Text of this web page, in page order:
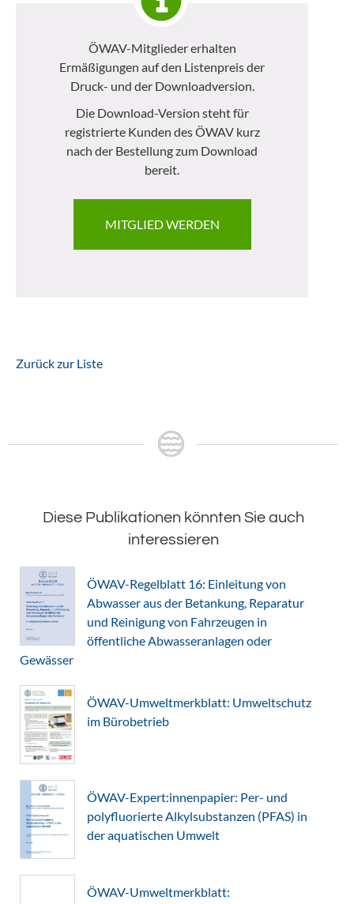
ÖWAV-Mitglieder erhalten
Ermäßigungen auf den Listenpreis der
Druck- und der Downloadversion.
Die Download-Version steht für
registrierte Kunden des ÖWAV kurz
nach der Bestellung zum Download
bereit.
MITGLIED WERDEN
Zurück zur Liste
Diese Publikationen könnten Sie auch
interessieren
ÖWAV-Regelblatt 16: Einleitung von
Abwasser aus der Betankung, Reparatur
und Reinigung von Fahrzeugen in
öffentliche Abwasseranlagen oder
Gewässer
ÖWAV-Umweltmerkblatt: Umweltschutz
im Bürobetrieb
ÖWAV-Expert:innenpapier: Per- und
polyfluorierte Alkylsubstanzen (PFAS) in
der aquatischen Umwelt
ÖWAV-Umweltmerkblatt: